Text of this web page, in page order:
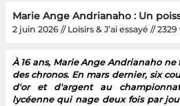
Marie Ange Andrianaho : Un
2 juin 2026 // Loisirs & J’ai essayé // 2329
À 16 ans, Marie Ange Andrianaho
des chronos. En mars dernier, six
d'or et d'argent au
lycéenne qui nage deux fois par